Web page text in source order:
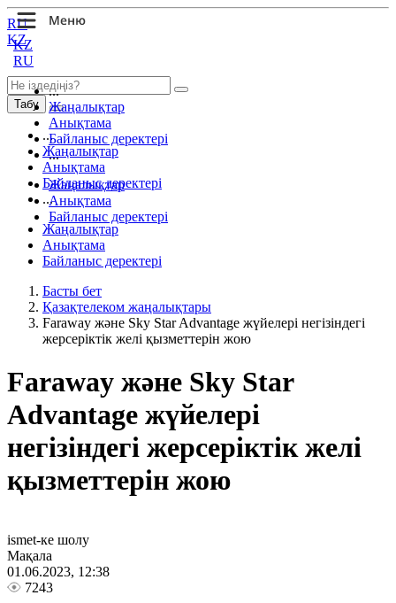
KZ
RU
...
Жаңалықтар
Анықтама
Байланыс деректері
...
Жаңалықтар
Анықтама
Байланыс деректері
RU
KZ
Табу
...
Жаңалықтар
Анықтама
Байланыс деректері
...
Жаңалықтар
Анықтама
Байланыс деректері
Басты бет
Қазақтелеком жаңалықтары
Faraway және Sky Star Advantage жүйелері негізіндегі
жерсеріктік желі қызметтерін жою
Faraway және Sky Star
Advantage жүйелері
негізіндегі жерсеріктік желі
қызметтерін жою
ismet-ке шолу
Мақала
01.06.2023, 12:38
7243